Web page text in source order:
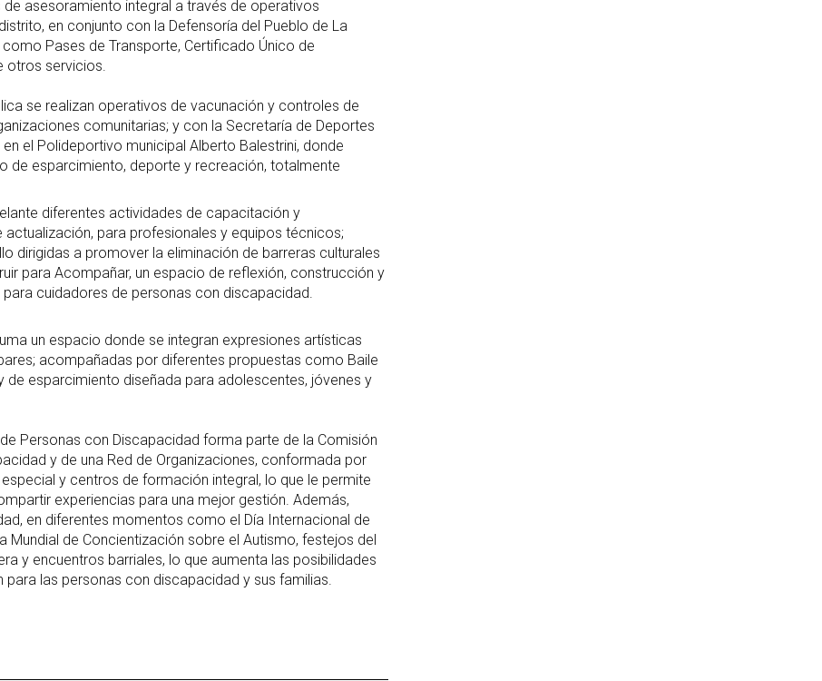
asesoramiento integral a través de operativos
en conjunto con la Defensoría del Pueblo de La
Pases de Transporte, Certificado Único de
otros servicios.
se realizan operativos de vacunación y controles de
comunitarias; y con la Secretaría de Deportes
el Polideportivo municipal Alberto Balestrini, donde
de esparcimiento, deporte y recreación, totalmente
diferentes actividades de capacitación y
para profesionales y equipos técnicos;
dirigidas a promover la eliminación de barreras culturales
para Acompañar, un espacio de reflexión, construcción y
cuidadores de personas con discapacidad.
un espacio donde se integran expresiones artísticas
acompañadas por diferentes propuestas como Baile
de esparcimiento diseñada para adolescentes, jóvenes y
Personas con Discapacidad forma parte de la Comisión
y de una Red de Organizaciones, conformada por
y centros de formación integral, lo que le permite
experiencias para una mejor gestión. Además,
en diferentes momentos como el Día Internacional de
Mundial de Concientización sobre el Autismo, festejos del
y encuentros barriales, lo que aumenta las posibilidades
para las personas con discapacidad y sus familias.